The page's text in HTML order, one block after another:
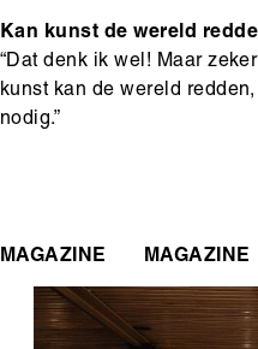
Kan kunst de wereld
“Dat denk ik wel! Maar
kunst kan de wereld
nodig.”
MAGAZINE MAGAZINE